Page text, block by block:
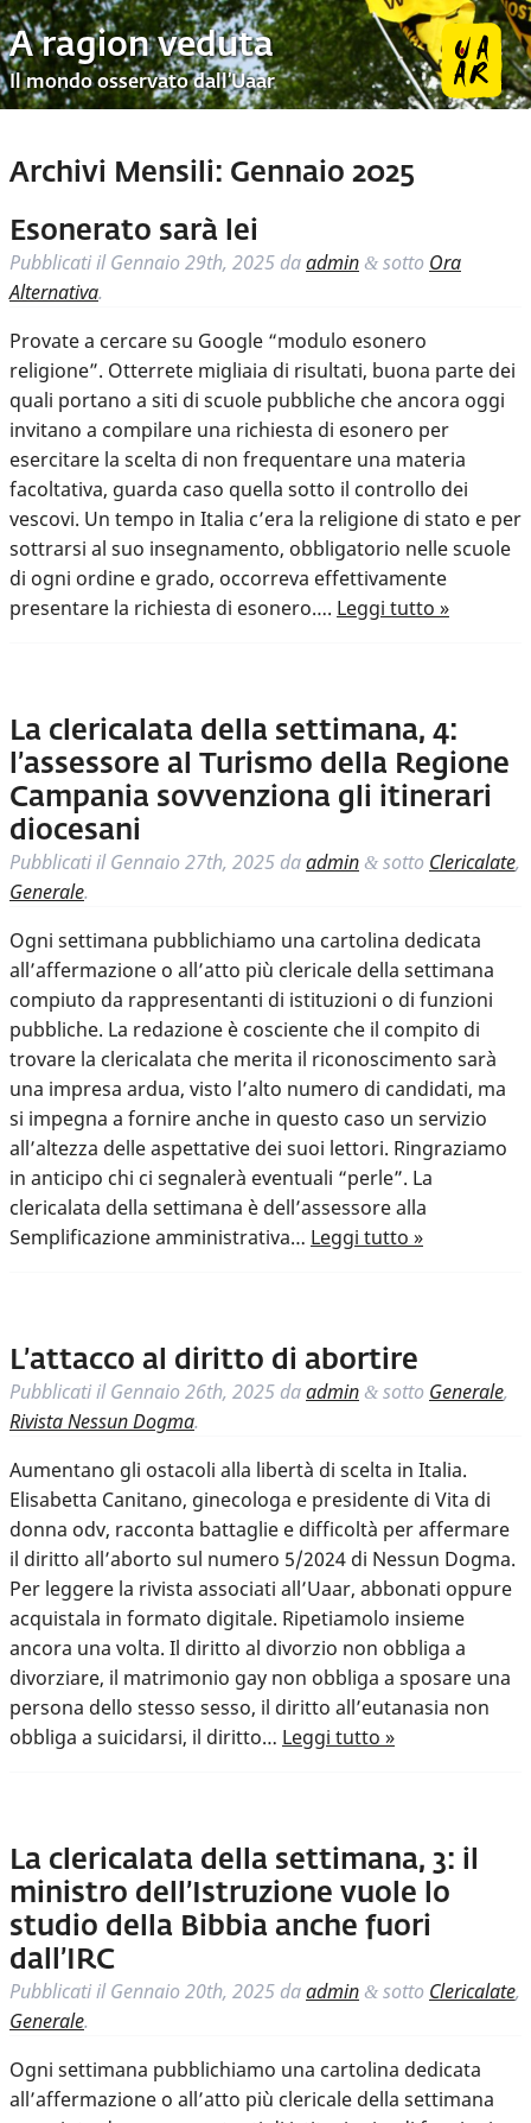
A ragion veduta
Il mondo osservato dall’Uaar
Archivi Mensili: Gennaio 2025
Esonerato sarà lei
Pubblicati ilGennaio 29th, 2025 daadmin & sotto Ora
Alternativa.
Provate a cercare su Google “modulo esonero
religione”. Otterrete migliaia di risultati, buona parte dei
quali portano a siti di scuole pubbliche che ancora oggi
invitano a compilare una richiesta di esonero per
esercitare la scelta di non frequentare una materia
facoltativa, guarda caso quella sotto il controllo dei
vescovi. Un tempo in Italia c’era la religione di stato e per
sottrarsi al suo insegnamento, obbligatorio nelle scuole
di ogni ordine e grado, occorreva effettivamente
presentare la richiesta di esonero…. Leggi tutto »
La clericalata della settimana, 4:
l’assessore al Turismo della Regione
Campania sovvenziona gli itinerari
diocesani
Pubblicati ilGennaio 27th, 2025 daadmin & sotto Clericalate,
Generale.
Ogni settimana pubblichiamo una cartolina dedicata
all’affermazione o all’atto più clericale della settimana
compiuto da rappresentanti di istituzioni o di funzioni
pubbliche. La redazione è cosciente che il compito di
trovare la clericalata che merita il riconoscimento sarà
una impresa ardua, visto l’alto numero di candidati, ma
si impegna a fornire anche in questo caso un servizio
all’altezza delle aspettative dei suoi lettori. Ringraziamo
in anticipo chi ci segnalerà eventuali “perle”. La
clericalata della settimana è dell’assessore alla
Semplificazione amministrativa… Leggi tutto »
L’attacco al diritto di abortire
Pubblicati ilGennaio 26th, 2025 daadmin & sotto Generale,
Rivista Nessun Dogma.
Aumentano gli ostacoli alla libertà di scelta in Italia.
Elisabetta Canitano, ginecologa e presidente di Vita di
donna odv, racconta battaglie e difficoltà per affermare
il diritto all’aborto sul numero 5/2024 di Nessun Dogma.
Per leggere la rivista associati all’Uaar, abbonati oppure
acquistala in formato digitale. Ripetiamolo insieme
ancora una volta. Il diritto al divorzio non obbliga a
divorziare, il matrimonio gay non obbliga a sposare una
persona dello stesso sesso, il diritto all’eutanasia non
obbliga a suicidarsi, il diritto… Leggi tutto »
La clericalata della settimana, 3: il
ministro dell’Istruzione vuole lo
studio della Bibbia anche fuori
dall’IRC
Pubblicati ilGennaio 20th, 2025 daadmin & sotto Clericalate,
Generale.
Ogni settimana pubblichiamo una cartolina dedicata
all’affermazione o all’atto più clericale della settimana